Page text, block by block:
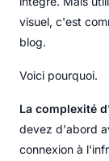
visuel, c'est
blog.
Voici pourquoi.
La complexité
devez d'abord
connexion à